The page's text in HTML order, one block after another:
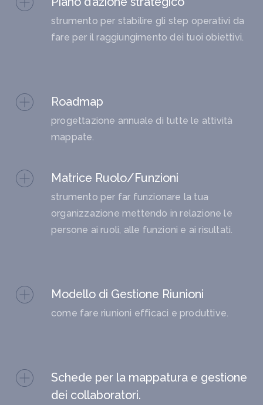
strumento per stabilire gli step operativi da
fare per il raggiungimento dei tuoi obiettivi.
Roadmap
progettazione annuale di tutte le attività
mappate.
Matrice Ruolo/Funzioni
strumento per far funzionare la tua
organizzazione mettendo in relazione le
persone ai ruoli, alle funzioni e ai risultati.
Modello di Gestione Riunioni
come fare riunioni efficaci e produttive.
Schede per la mappatura e gestione
dei collaboratori.